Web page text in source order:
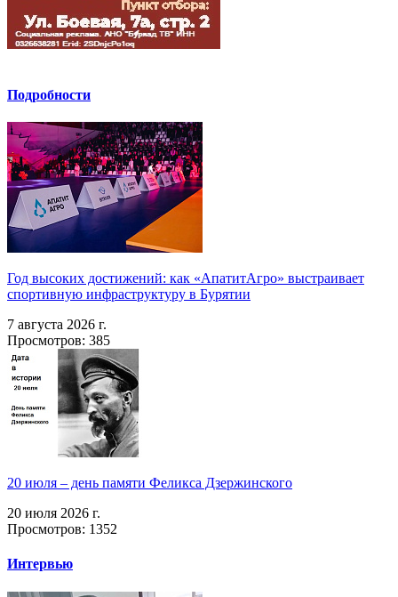
Подробности
Год высоких достижений: как «АпатитАгро» выстраивает
спортивную инфраструктуру в Бурятии
7 августа 2026 г.
Просмотров: 385
20 июля – день памяти Феликса Дзержинского
20 июля 2026 г.
Просмотров: 1352
Интервью